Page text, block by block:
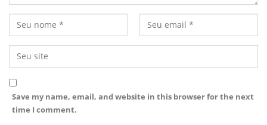
Save my name, email, and website in this browser for the next
time I comment.